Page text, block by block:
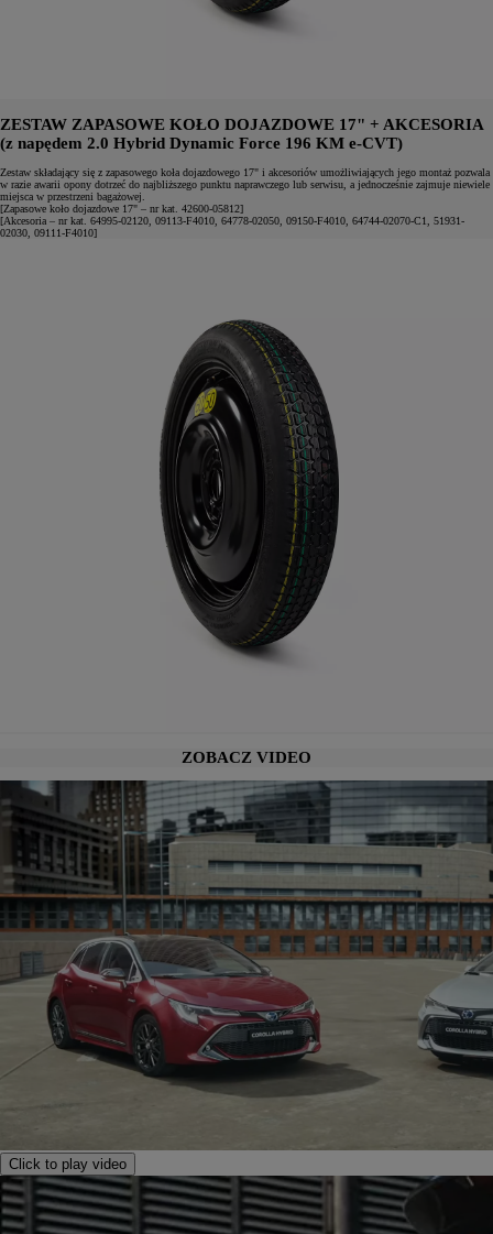
ZESTAW ZAPASOWE KOŁO DOJAZDOWE 17" + AKCESORIA
(z napędem 2.0 Hybrid Dynamic Force 196 KM e-CVT)
Zestaw składający się z zapasowego koła dojazdowego 17" i akcesoriów umożliwiających jego montaż pozwala
w razie awarii opony dotrzeć do najbliższego punktu naprawczego lub serwisu, a jednocześnie zajmuje niewiele
miejsca w przestrzeni bagażowej.
[Zapasowe koło dojazdowe 17" – nr kat. 42600-05812]
[Akcesoria – nr kat. 64995-02120, 09113-F4010, 64778-02050, 09150-F4010, 64744-02070-C1, 51931-
02030, 09111-F4010]
ZOBACZ VIDEO
Click to play video